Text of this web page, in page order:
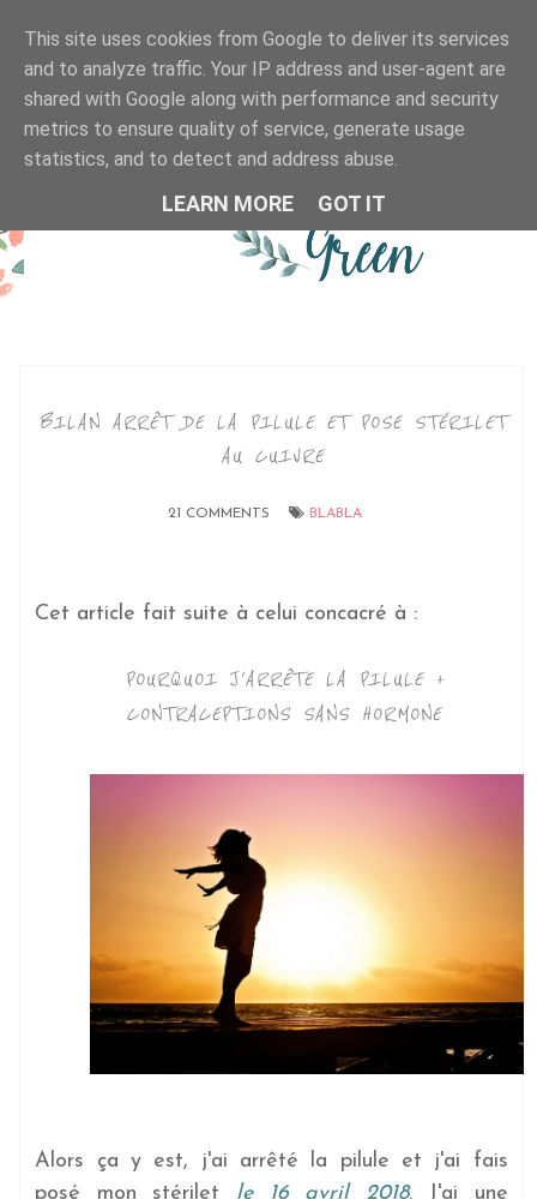
MENU
BILAN ARRÊT DE LA PILULE ET POSE STÉRILET
AU CUIVRE
21 COMMENTS BLABLA
Cet article fait suite à celui concacré à :
POURQUOI J'ARRÊTE LA PILULE +
CONTRACEPTIONS SANS HORMONE
Alors ça y est, j'ai arrêté la pilule et j'ai fais
posé mon stérilet le 16 avril 2018. J'ai une
This site uses cookies from Google to deliver its services
and to analyze traffic. Your IP address and user-agent are
shared with Google along with performance and security
metrics to ensure quality of service, generate usage
statistics, and to detect and address abuse.
LEARN MORE GOT IT